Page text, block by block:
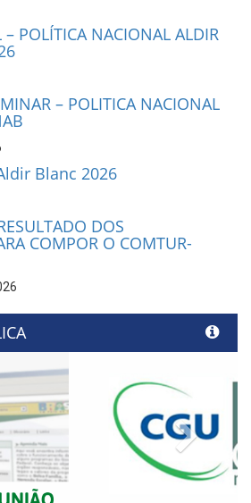
– POLÍTICA NACIONAL ALDIR
– POLITICA NACIONAL
Blanc 2026
DOS
COMPOR O COMTUR-
Next